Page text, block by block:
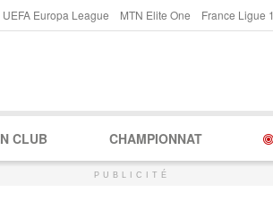
UEFA Europa League MTN Elite One France Ligue 1
CLUB CHAMPIONNAT
PUBLICITÉ